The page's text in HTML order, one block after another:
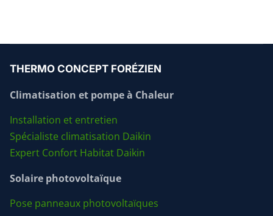
THERMO CONCEPT FORÉZIEN
Climatisation et pompe à Chaleur
Installation et entretien
Spécialiste climatisation Daikin
Expert Confort Habitat Daikin
Solaire photovoltaïque
Pose panneaux photovoltaïques